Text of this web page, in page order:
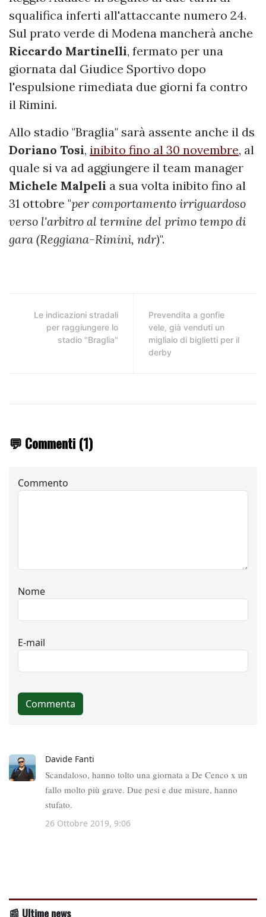
squalifica inferti all'attaccante numero 24.
Sul prato verde di Modena mancherà anche
Riccardo Martinelli, fermato per una
giornata dal Giudice Sportivo dopo
l'espulsione rimediata due giorni fa contro
il Rimini.
Allo stadio "Braglia" sarà assente anche il ds
Doriano Tosi, inibito fino al 30 novembre, al
quale si va ad aggiungere il team manager
Michele Malpeli a sua volta inibito fino al
31 ottobre "per comportamento irriguardoso
verso l'arbitro al termine del primo tempo di
gara (Reggiana-Rimini, ndr)".
Le indicazioni stradali
per raggiungere lo
stadio "Braglia"
Prevendita a gonfie
vele, già venduti un
migliaio di biglietti per il
derby
💬 Commenti (1)
📰 Ultime news